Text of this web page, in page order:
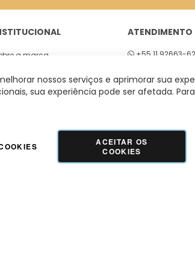
a marca
ATENDIMENTO
+55 11 92663-
LTDA - 42.509.755/0001-66 | Tecnologia e Design:Dizy
nossos serviços e aprimorar sua
sua experiência pode ser afetada.
ACEITAR OS
COOKIES